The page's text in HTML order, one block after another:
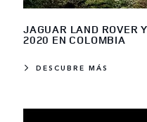
JAGUAR LAND ROVER
2020 EN COLOMBIA
DESCUBRE MÁS